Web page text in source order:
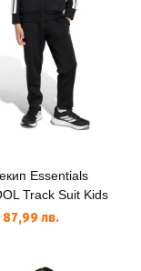
Essentials
Track Suit Kids
87,99 лв.